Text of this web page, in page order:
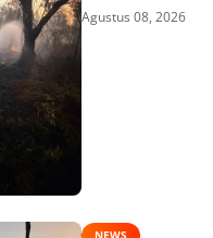
Agustus 08, 2026